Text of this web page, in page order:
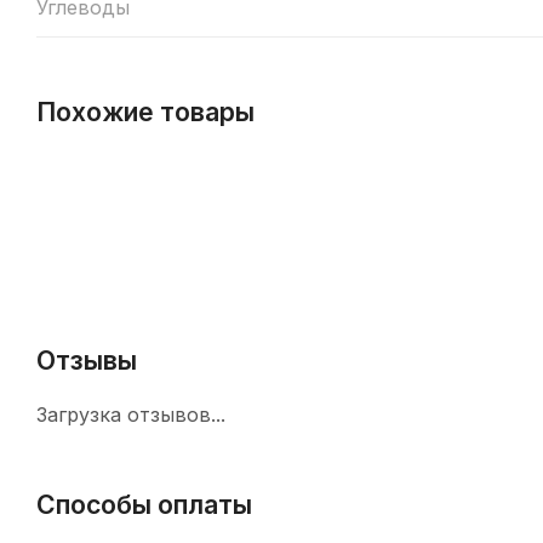
Углеводы
Похожие товары
Отзывы
Загрузка отзывов...
Способы оплаты